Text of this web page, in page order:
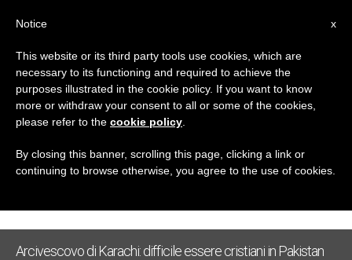
GIORNO
Giugno 18th, 2008
ULTIME NOTIZIE
Arcivescovo di Karachi: difficile essere cristiani in Pakistan
x
Notice
This website or its third party tools use cookies, which are
necessary to its functioning and required to achieve the
purposes illustrated in the cookie policy. If you want to know
more or withdraw your consent to all or some of the cookies,
please refer to the cookie policy
By closing this banner, scrolling this page, clicking a link or
continuing to browse otherwise, you agree to the use of cookies.